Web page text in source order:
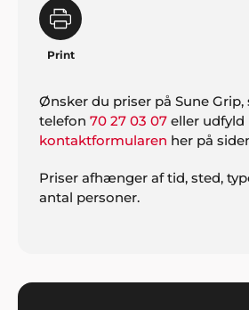
Print
Ønsker du priser på Sune
telefon 70 27 03 07 eller udfyld
kontaktformularen her på
Priser afhænger af tid, sted,
antal personer.